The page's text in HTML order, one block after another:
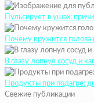
Пульсирует в ушах:
Почему кружится
В глазу лопнул сосуд и
Продукты при подагре:
Свежие публикации